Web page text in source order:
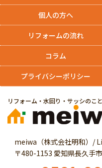
リフォーム・水回り・サッシのこ
meiwa（株式会社明和）/
〒480-1153 愛知県長久手
個人の方へ
リフォームの流れ
コラム
プライバシーポリシー